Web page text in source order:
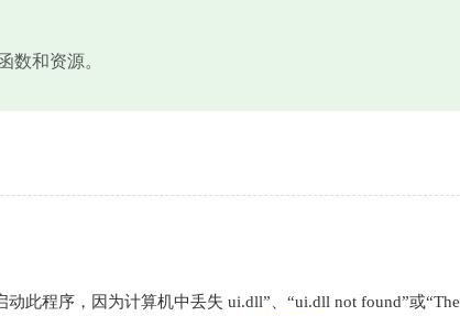
数和资源。
此程序，因为计算机中丢失 ui.dll”、“ui.dll not found”或“The